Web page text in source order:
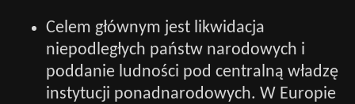
Celem głównym jest likwidacja
niepodległych państw narodowych i
poddanie ludności pod centralną władzę
instytucji ponadnarodowych. W Europie